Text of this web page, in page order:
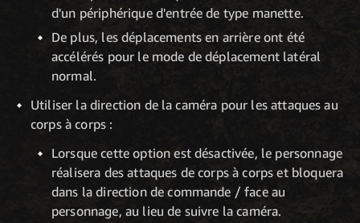
d'un périphérique d'entrée de type manette.
De plus, les déplacements en arrière ont été
accélérés pour le mode de déplacement latéral
normal.
Utiliser la direction de la caméra pour les attaques au
corps à corps :
Lorsque cette option est désactivée, le personnage
réalisera des attaques de corps à corps et bloquera
dans la direction de commande / face au
personnage, au lieu de suivre la caméra.